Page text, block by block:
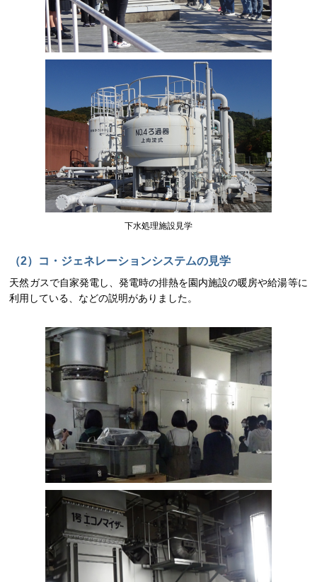
下水処理施設見学
（2）コ・ジェネレーションシステムの見学
天然ガスで自家発電し、発電時の排熱を園内施設の暖房や給湯等に
利用している、などの説明がありました。